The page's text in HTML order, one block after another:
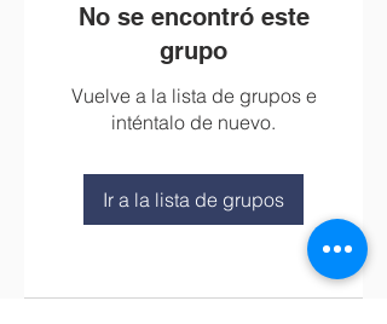
No se encontró este
grupo
Vuelve a la lista de grupos e
inténtalo de nuevo.
Ir a la lista de grupos